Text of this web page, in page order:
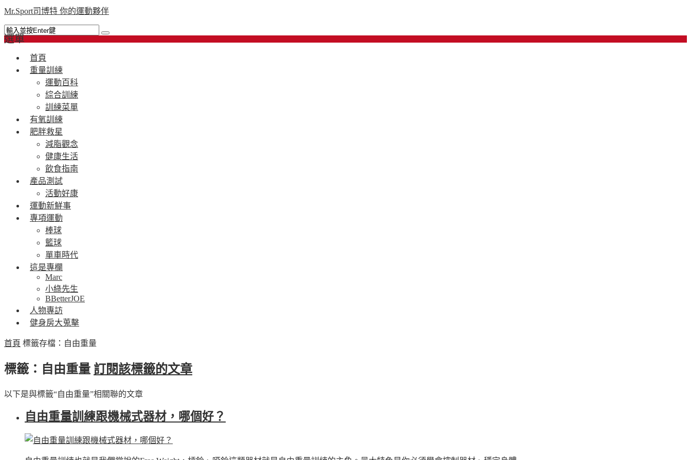
Mr.Sport司博特 你的運動夥伴
選單
首頁
重量訓練
運動百科
綜合訓練
訓練菜單
有氧訓練
肥胖救星
減脂觀念
健康生活
飲食指南
產品測試
活動好康
運動新鮮事
專項運動
棒球
籃球
單車時代
這是專欄
Marc
小綠先生
BBetterJOE
人物專訪
健身房大蒐擊
首頁 標籤存檔：自由重量
標籤：自由重量 訂閱該標籤的文章
以下是與標籤“自由重量”相關聯的文章
自由重量訓練跟機械式器材，哪個好？